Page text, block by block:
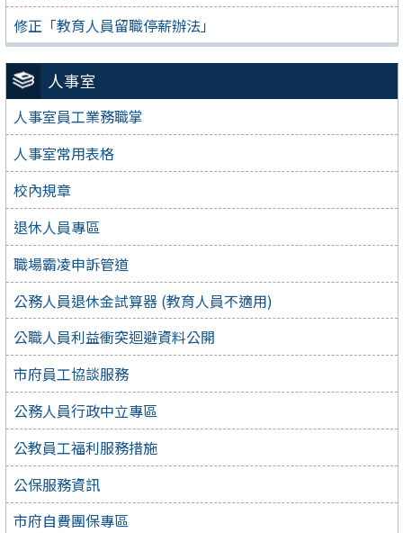
修正「教育人員留職停薪辦法」
人事室
人事室員工業務職掌
人事室常用表格
校內規章
退休人員專區
職場霸凌申訴管道
公務人員退休金試算器 (教育人員不適用)
公職人員利益衝突迴避資料公開
市府員工協談服務
公務人員行政中立專區
公教員工福利服務措施
公保服務資訊
市府自費團保專區